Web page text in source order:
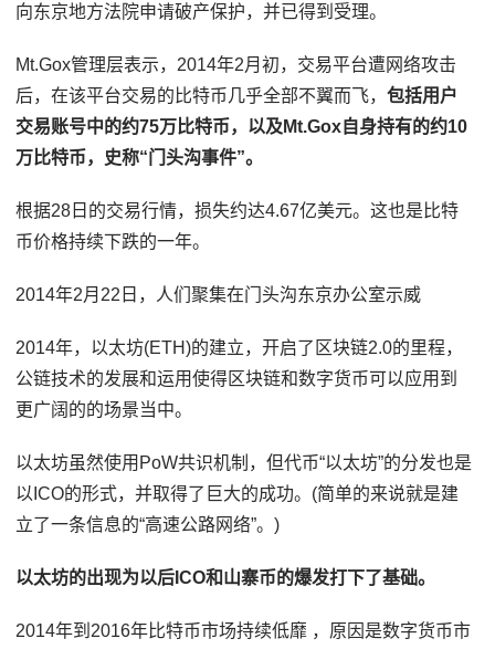
向东京地方法院申请破产保护，并已得到受理。
Mt.Gox管理层表示，2014年2月初，交易平台遭网络攻击
后，在该平台交易的比特币几乎全部不翼而飞，包括用户
交易账号中的约75万比特币，以及Mt.Gox自身持有的约10
万比特币，史称“门头沟事件”。
根据28日的交易行情，损失约达4.67亿美元。这也是比特
币价格持续下跌的一年。
2014年2月22日，人们聚集在门头沟东京办公室示威
2014年，以太坊(ETH)的建立，开启了区块链2.0的里程，
公链技术的发展和运用使得区块链和数字货币可以应用到
更广阔的的场景当中。
以太坊虽然使用PoW共识机制，但代币“以太坊”的分发也是
以ICO的形式，并取得了巨大的成功。(简单的来说就是建
立了一条信息的“高速公路网络”。)
以太坊的出现为以后ICO和山寨币的爆发打下了基础。
2014年到2016年比特币市场持续低靡 ，原因是数字货币市